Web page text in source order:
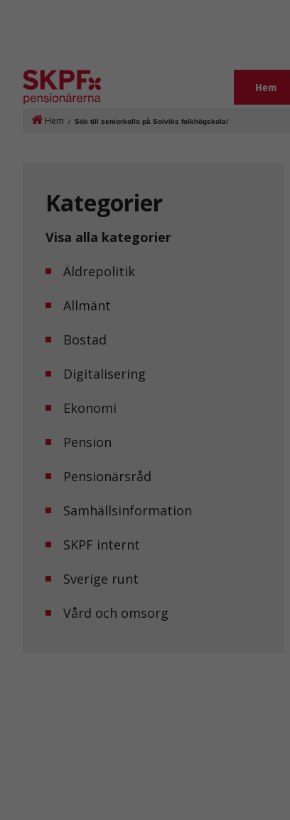
Hem
Hem / Sök till seniorkollo på Solviks folkhögskola!
Kategorier
Visa alla kategorier
Äldrepolitik
Allmänt
Bostad
Digitalisering
Ekonomi
Pension
Pensionärsråd
Samhällsinformation
SKPF internt
Sverige runt
Vård och omsorg